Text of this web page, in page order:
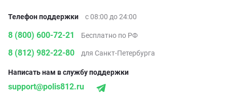
Телефон поддержки с 08:00 до 24:00
8 (800) 600-72-21 Бесплатно по РФ
8 (812) 982-22-80 для Санкт-Петербурга
Написать нам в службу поддержки
support@polis812.ru